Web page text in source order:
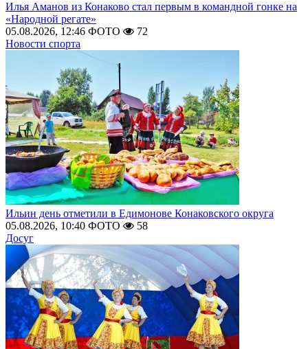
Илья Аманов из Конаково стал первым в командной гонке на
«Народной регате»
05.08.2026, 12:46 ФОТО
72
Новости спорта
Ильин день отметили в Едимонове Конаковского округа
05.08.2026, 10:40 ФОТО
58
Досуг